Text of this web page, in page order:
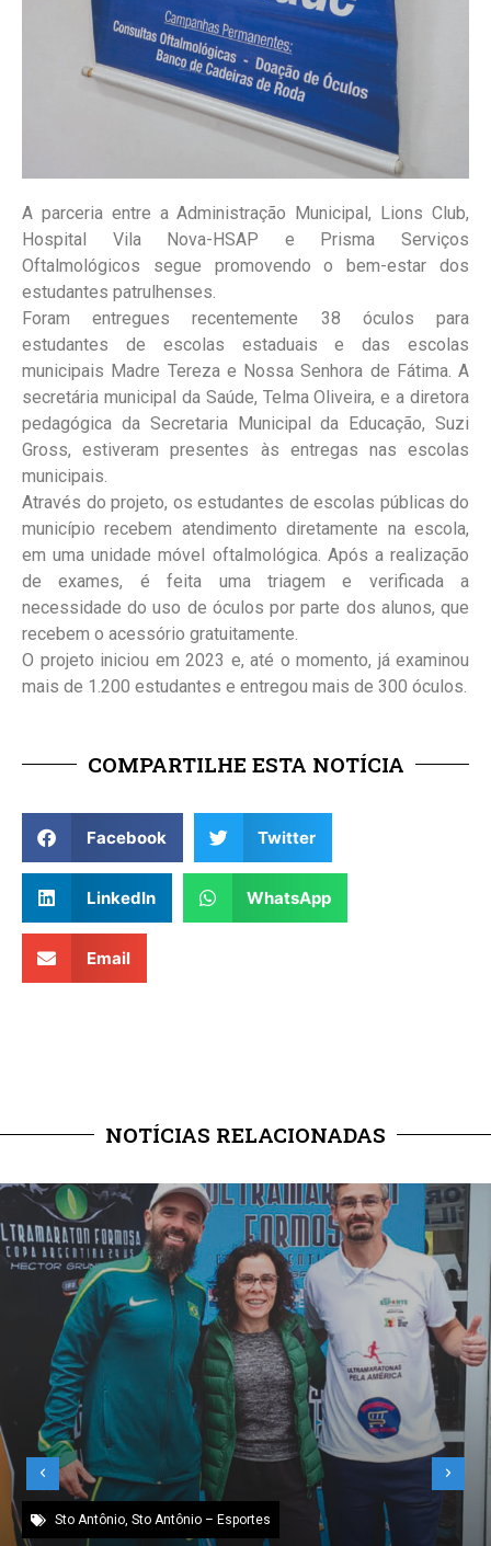
A parceria entre a Administração Municipal, Lions Club,
Hospital Vila Nova-HSAP e Prisma Serviços
Oftalmológicos segue promovendo o bem-estar dos
estudantes patrulhenses.
Foram entregues recentemente 38 óculos para
estudantes de escolas estaduais e das escolas
municipais Madre Tereza e Nossa Senhora de Fátima. A
secretária municipal da Saúde, Telma Oliveira, e a diretora
pedagógica da Secretaria Municipal da Educação, Suzi
Gross, estiveram presentes às entregas nas escolas
municipais.
Através do projeto, os estudantes de escolas públicas do
município recebem atendimento diretamente na escola,
em uma unidade móvel oftalmológica. Após a realização
de exames, é feita uma triagem e verificada a
necessidade do uso de óculos por parte dos alunos, que
recebem o acessório gratuitamente.
O projeto iniciou em 2023 e, até o momento, já examinou
mais de 1.200 estudantes e entregou mais de 300 óculos.
COMPARTILHE ESTA NOTÍCIA
Facebook Twitter
LinkedIn WhatsApp
Email
NOTÍCIAS RELACIONADAS
Sto Antônio, Sto Antônio – Esportes